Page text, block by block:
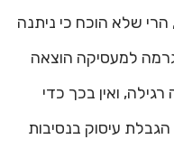
שלא הוכח כי ניתנה
למעסיקה הוצאה
ואין בכך כדי
עיסוק בנסיבות